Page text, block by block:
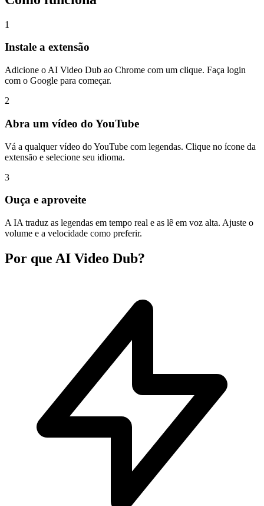
1
Instale a extensão
Adicione o AI Video Dub ao Chrome com um clique. Faça login
com o Google para começar.
2
Abra um vídeo do YouTube
Vá a qualquer vídeo do YouTube com legendas. Clique no ícone da
extensão e selecione seu idioma.
3
Ouça e aproveite
A IA traduz as legendas em tempo real e as lê em voz alta. Ajuste o
volume e a velocidade como preferir.
Por que AI Video Dub?